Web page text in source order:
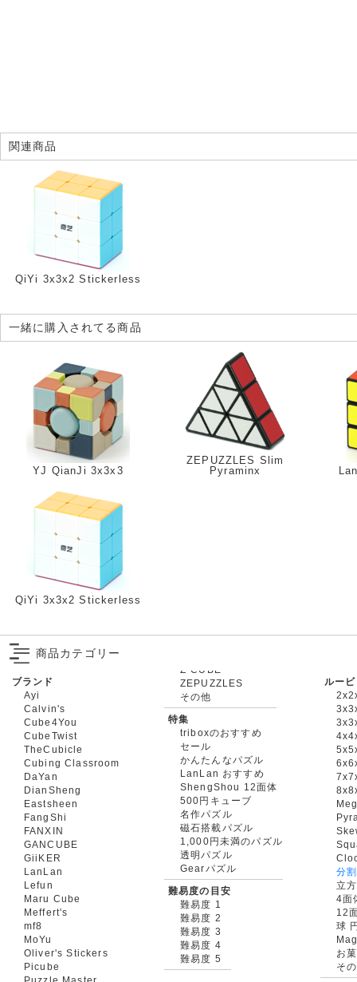
関連商品
QiYi 3x3x2 Stickerless
一緒に購入されてる商品
YJ QianJi 3x3x3
ZEPUZZLES Slim
Pyraminx
QiYi 3x3x2 Stickerless
商品カテゴリー
ブランド
Ayi
Calvin's
Cube4You
CubeTwist
TheCubicle
Cubing Classroom
DaYan
DianSheng
Eastsheen
FangShi
FANXIN
GANCUBE
GiiKER
LanLan
Lefun
Maru Cube
Meffert's
mf8
MoYu
Oliver's Stickers
Picube
Puzzle Master
ZEPUZZLES
その他
特集
triboxのおすすめ
セール
かんたんなパズル
LanLan おすすめ
ShengShou 12面体
500円キューブ
名作パズル
磁石搭載パズル
1,000円未満のパズル
透明パズル
Gearパズル
難易度の目安
難易度 1
難易度 2
難易度 3
難易度 4
難易度 5
ルー
分
立
4面
12
球
お
そ